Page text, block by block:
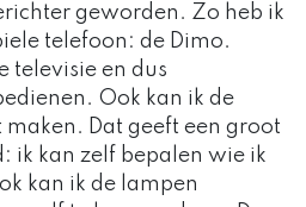
geworden. Zo heb ik
telefoon: de Dimo.
televisie en dus
Ook kan ik de
Dat geeft een groot
ik kan zelf bepalen wie ik
kan ik de lampen